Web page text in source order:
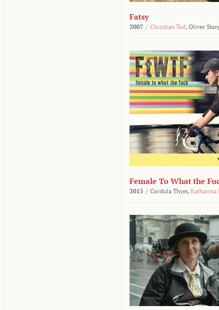
Fatsy
2007 / Christian Tod, Oliver
Female To What the
2015 / Cordula Thym, Katharina